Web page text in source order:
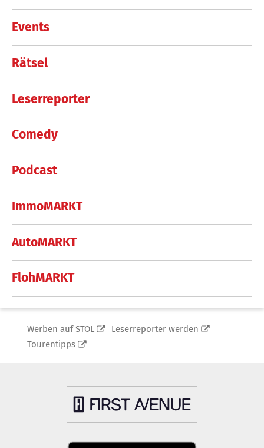
Events
Rätsel
Leserreporter
Comedy
Podcast
ImmoMARKT
AutoMARKT
FlohMARKT
Werben auf STOL
Leserreporter werden
Tourentipps